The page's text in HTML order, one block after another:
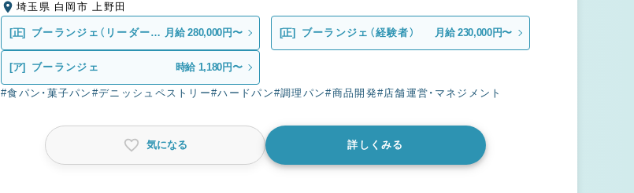
埼玉県 白岡市 上野田
[正]
ブーランジェ（リーダー候
補）
月給 280,000円〜 [正] ブーランジェ（経験者） 月給 230,000円〜
[ア] ブーランジェ 時給 1,180円〜
#食パン・菓子パン #デニッシュペストリー#ハードパン#調理パン#商品開発#店舗運営・マネジメント
気になる 詳しくみる